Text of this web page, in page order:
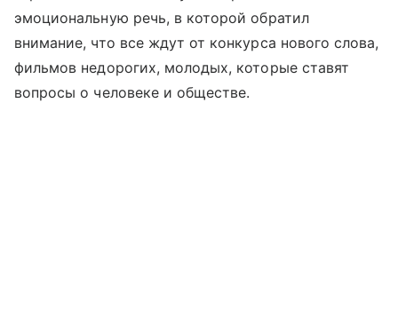
эмоциональную речь, в которой обратил
внимание, что все ждут от конкурса нового слова,
фильмов недорогих, молодых, которые ставят
вопросы о человеке и обществе.